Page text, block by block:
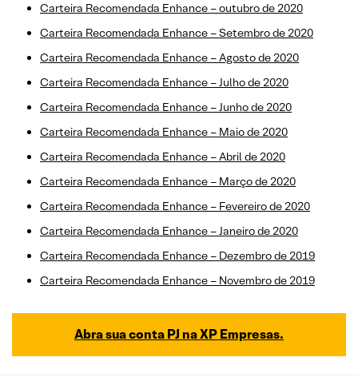
Carteira Recomendada Enhance – outubro de 2020
Carteira Recomendada Enhance – Setembro de 2020
Carteira Recomendada Enhance – Agosto de 2020
Carteira Recomendada Enhance – Julho de 2020
Carteira Recomendada Enhance – Junho de 2020
Carteira Recomendada Enhance – Maio de 2020
Carteira Recomendada Enhance – Abril de 2020
Carteira Recomendada Enhance – Março de 2020
Carteira Recomendada Enhance – Fevereiro de 2020
Carteira Recomendada Enhance – Janeiro de 2020
Carteira Recomendada Enhance – Dezembro de 2019
Carteira Recomendada Enhance – Novembro de 2019
Abra sua conta PJ na XP Empresas.